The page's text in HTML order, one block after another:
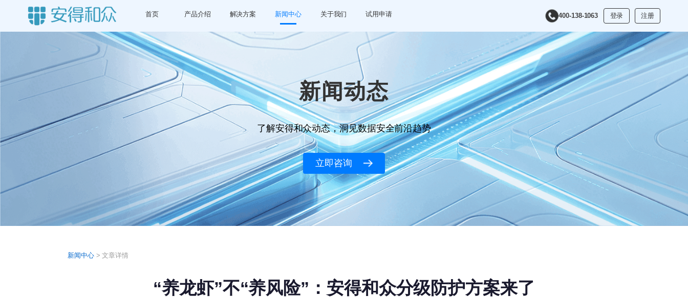
首页 产品介绍 解决方案 新闻中心 关于我们 试用申请 400-138-1063 登录 注册
新闻动态
了解安得和众动态，洞见数据安全前沿趋势
立即咨询
新闻中心>文章详情
“养龙虾”不“养风险”：安得和众分级防护方案来了